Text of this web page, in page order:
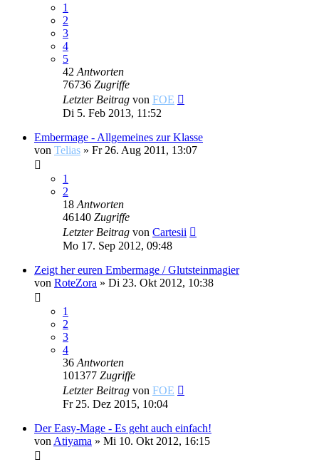
1
2
3
4
5
42 Antworten
76736 Zugriffe
Letzter Beitrag von FOE
Di 5. Feb 2013, 11:52
Embermage - Allgemeines zur Klasse
von Telias » Fr 26. Aug 2011, 13:07
1
2
18 Antworten
46140 Zugriffe
Letzter Beitrag von Cartesii
Mo 17. Sep 2012, 09:48
Zeigt her euren Embermage / Glutsteinmagier
von RoteZora » Di 23. Okt 2012, 10:38
1
2
3
4
36 Antworten
101377 Zugriffe
Letzter Beitrag von FOE
Fr 25. Dez 2015, 10:04
Der Easy-Mage - Es geht auch einfach!
von Atiyama » Mi 10. Okt 2012, 16:15